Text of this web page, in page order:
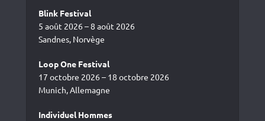
Blink Festival
5 août 2026 – 8 août 2026
Sandnes, Norvège
Loop One Festival
17 octobre 2026 – 18 octobre 2026
Munich, Allemagne
Individuel Hommes